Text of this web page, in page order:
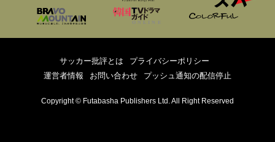
サッカー批評とは
プライバシーポリシー
運営者情報
お問い合わせ プッシュ通知の配信停止
Copyright © Futabasha Publishers Ltd. All Right Reserved